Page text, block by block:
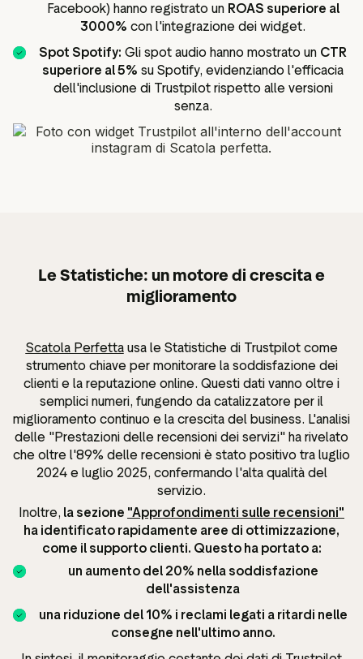
Facebook) hanno registrato un ROAS superiore al
3000% con l'integrazione dei widget.
Spot Spotify: Gli spot audio hanno mostrato un CTR
superiore al 5% su Spotify, evidenziando l'efficacia
dell'inclusione di Trustpilot rispetto alle versioni
senza.
Le Statistiche: un motore di crescita e
miglioramento
Scatola Perfettausa le Statistiche di Trustpilot come
strumento chiave per monitorare la soddisfazione dei
clienti e la reputazione online. Questi dati vanno oltre i
semplici numeri, fungendo da catalizzatore per il
miglioramento continuo e la crescita del business. L'analisi
delle "Prestazioni delle recensioni dei servizi" ha rivelato
che oltre l'89% delle recensioni è stato positivo tra luglio
2024 e luglio 2025, confermando l'alta qualità del
servizio.
Inoltre, la sezione "Approfondimenti sulle recensioni"
ha identificato rapidamente aree di ottimizzazione,
come il supporto clienti. Questo ha portato a:
un aumento del 20% nella soddisfazione
dell'assistenza
una riduzione del 10% i reclami legati a ritardi nelle
consegne nell'ultimo anno.